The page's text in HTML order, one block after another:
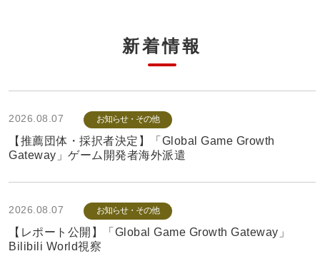
新着情報
2026.08.07 お知らせ・その他
【推薦団体・採択者決定】「Global Game Growth
Gateway」ゲーム開発者海外派遣
2026.08.07 お知らせ・その他
【レポート公開】「Global Game Growth Gateway」
Bilibili World視察